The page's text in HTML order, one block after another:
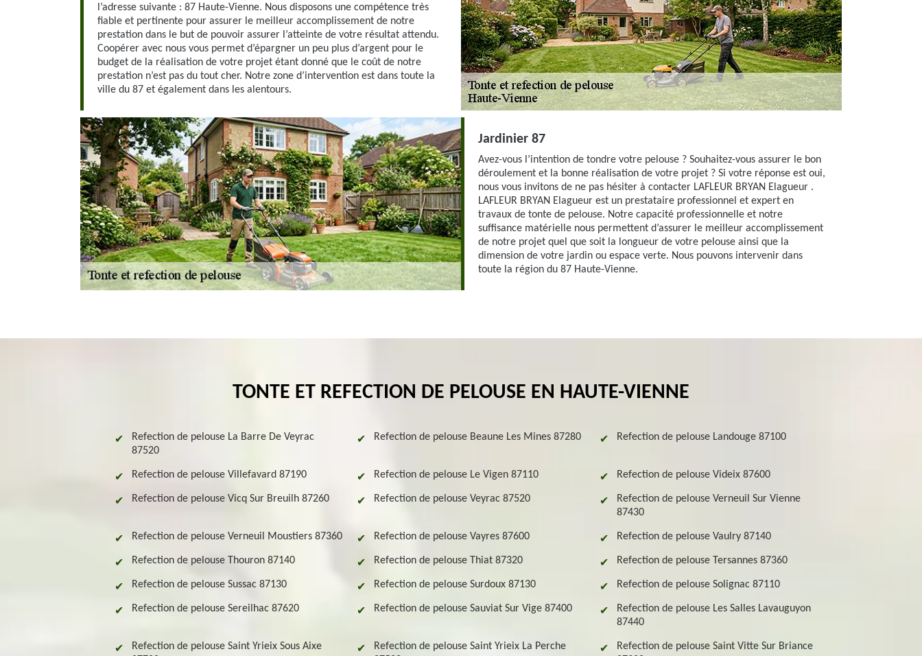
l’adresse suivante : 87 Haute-Vienne. Nous disposons une compétence très
fiable et pertinente pour assurer le meilleur accomplissement de notre
prestation dans le but de pouvoir assurer l’atteinte de votre résultat attendu.
Coopérer avec nous vous permet d’épargner un peu plus d’argent pour le
budget de la réalisation de votre projet étant donné que le coût de notre
prestation n’est pas du tout cher. Notre zone d’intervention est dans toute la
ville du 87 et également dans les alentours.
Jardinier 87
Avez-vous l’intention de tondre votre pelouse ? Souhaitez-vous assurer le bon
déroulement et la bonne réalisation de votre projet ? Si votre réponse est oui,
nous vous invitons de ne pas hésiter à contacter LAFLEUR BRYAN Elagueur .
LAFLEUR BRYAN Elagueur est un prestataire professionnel et expert en
travaux de tonte de pelouse. Notre capacité professionnelle et notre
suffisance matérielle nous permettent d’assurer le meilleur accomplissement
de notre projet quel que soit la longueur de votre pelouse ainsi que la
dimension de votre jardin ou espace verte. Nous pouvons intervenir dans
toute la région du 87 Haute-Vienne.
TONTE ET REFECTION DE PELOUSE EN HAUTE-VIENNE
Refection de pelouse La Barre De Veyrac
87520
Refection de pelouse Beaune Les Mines 87280 Refection de pelouse Landouge 87100
Refection de pelouse Villefavard 87190 Refection de pelouse Le Vigen 87110 Refection de pelouse Videix 87600
Refection de pelouse Vicq Sur Breuilh 87260 Refection de pelouse Veyrac 87520
Refection de pelouse Verneuil Sur Vienne
87430
Refection de pelouse Verneuil Moustiers 87360 Refection de pelouse Vayres 87600 Refection de pelouse Vaulry 87140
Refection de pelouse Thouron 87140 Refection de pelouse Thiat 87320 Refection de pelouse Tersannes 87360
Refection de pelouse Sussac 87130 Refection de pelouse Surdoux 87130 Refection de pelouse Solignac 87110
Refection de pelouse Sereilhac 87620 Refection de pelouse Sauviat Sur Vige 87400
Refection de pelouse Les Salles Lavauguyon
87440
Refection de pelouse Saint Yrieix Sous Aixe
Refection de pelouse Saint Yrieix La Perche
Refection de pelouse Saint Vitte Sur Briance